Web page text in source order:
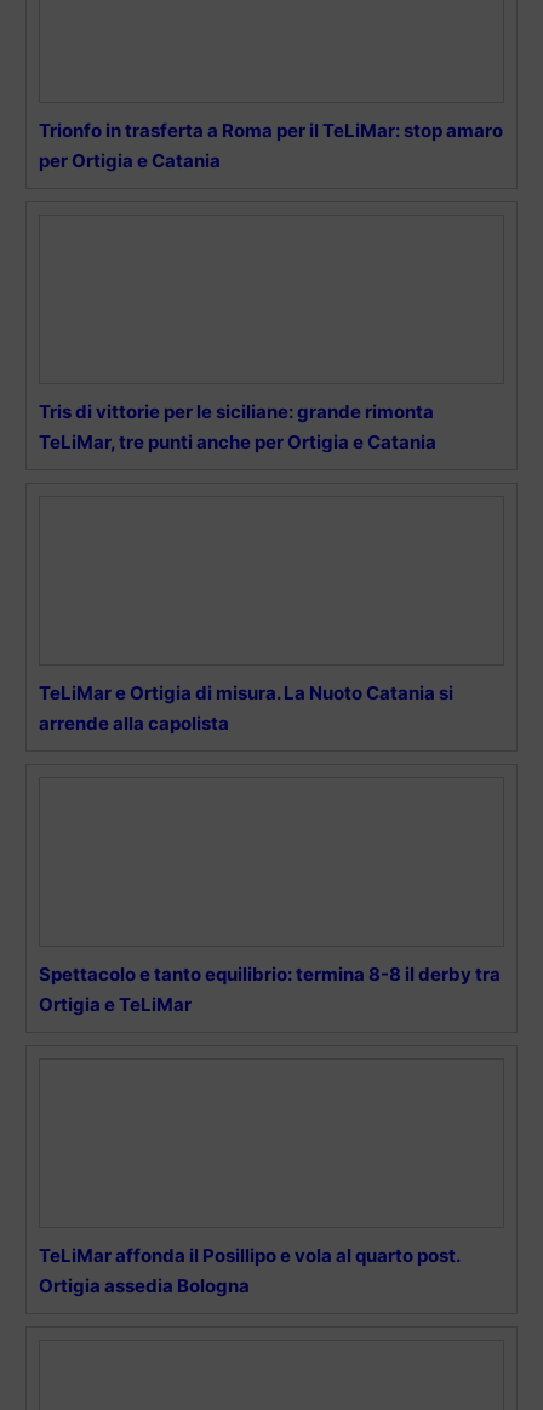
Trionfo in trasferta a Roma per il TeLiMar: stop amaro
per Ortigia e Catania
Tris di vittorie per le siciliane: grande rimonta
TeLiMar, tre punti anche per Ortigia e Catania
TeLiMar e Ortigia di misura. La Nuoto Catania si
arrende alla capolista
Spettacolo e tanto equilibrio: termina 8-8 il derby tra
Ortigia e TeLiMar
TeLiMar affonda il Posillipo e vola al quarto post.
Ortigia assedia Bologna